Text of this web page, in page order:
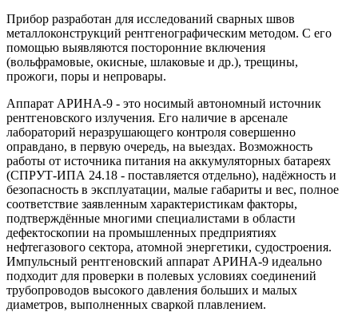
Прибор разработан для исследований сварных швов
металлоконструкций рентгенографическим методом. С его
помощью выявляются посторонние включения
(вольфрамовые, окисные, шлаковые и др.), трещины,
прожоги, поры и непровары.
Аппарат АРИНА-9 - это носимый автономный источник
рентгеновского излучения. Его наличие в арсенале
лабораторий неразрушающего контроля совершенно
оправдано, в первую очередь, на выездах. Возможность
работы от источника питания на аккумуляторных батареях
(СПРУТ-ИПА 24.18 - поставляется отдельно), надёжность и
безопасность в эксплуатации, малые габариты и вес, полное
соответствие заявленным характеристикам факторы,
подтверждённые многими специалистами в области
дефектоскопии на промышленных предприятиях
нефтегазового сектора, атомной энергетики, судостроения.
Импульсный рентгеновский аппарат АРИНА-9 идеально
подходит для проверки в полевых условиях соединений
трубопроводов высокого давления больших и малых
диаметров, выполненных сваркой плавлением.